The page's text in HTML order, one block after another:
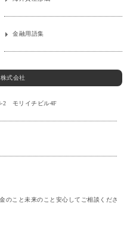
金融用語集
式会社
2 モリイチビル4F
のこと未来のこと安心してご相談くださ